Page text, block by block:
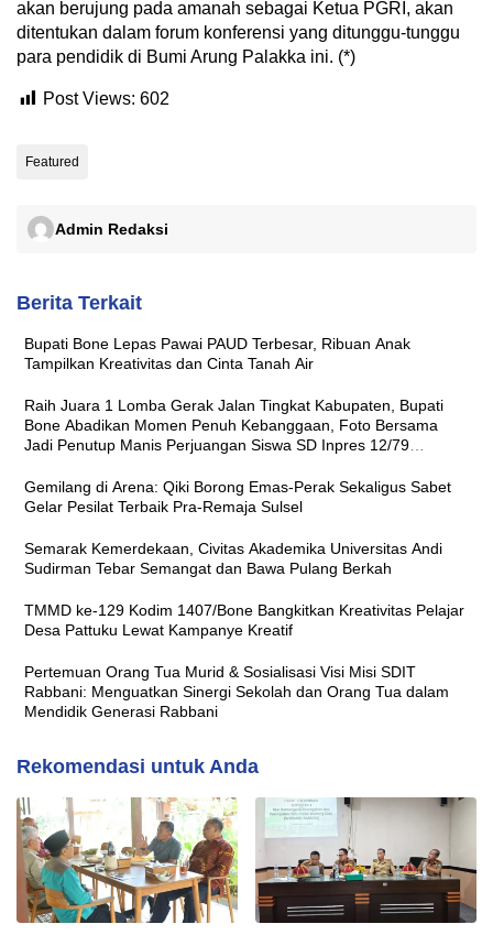
akan berujung pada amanah sebagai Ketua PGRI, akan
ditentukan dalam forum konferensi yang ditunggu-tunggu
para pendidik di Bumi Arung Palakka ini. (*)
Post Views: 602
Featured
Admin Redaksi
Berita Terkait
Bupati Bone Lepas Pawai PAUD Terbesar, Ribuan Anak
Tampilkan Kreativitas dan Cinta Tanah Air
Raih Juara 1 Lomba Gerak Jalan Tingkat Kabupaten, Bupati
Bone Abadikan Momen Penuh Kebanggaan, Foto Bersama
Jadi Penutup Manis Perjuangan Siswa SD Inpres 12/79
Gemilang di Arena: Qiki Borong Emas-Perak Sekaligus Sabet
Gelar Pesilat Terbaik Pra-Remaja Sulsel
Semarak Kemerdekaan, Civitas Akademika Universitas Andi
Sudirman Tebar Semangat dan Bawa Pulang Berkah
TMMD ke-129 Kodim 1407/Bone Bangkitkan Kreativitas Pelajar
Desa Pattuku Lewat Kampanye Kreatif
Pertemuan Orang Tua Murid & Sosialisasi Visi Misi SDIT
Rabbani: Menguatkan Sinergi Sekolah dan Orang Tua dalam
Mendidik Generasi Rabbani
Rekomendasi untuk Anda